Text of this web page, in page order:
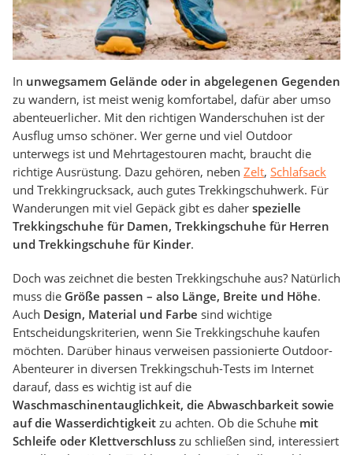
In unwegsamem Gelände oder in abgelegenen Gegenden
zu wandern, ist meist wenig komfortabel, dafür aber umso
abenteuerlicher. Mit den richtigen Wanderschuhen ist der
Ausflug umso schöner. Wer gerne und viel Outdoor
unterwegs ist und Mehrtagestouren macht, braucht die
richtige Ausrüstung. Dazu gehören, neben Zelt, Schlafsack
und Trekkingrucksack, auch gutes Trekkingschuhwerk. Für
Wanderungen mit viel Gepäck gibt es daher spezielle
Trekkingschuhe für Damen, Trekkingschuhe für Herren
und Trekkingschuhe für Kinder.
Doch was zeichnet die besten Trekkingschuhe aus? Natürlich
muss die Größe passen – also Länge, Breite und Höhe.
Auch Design, Material und Farbe sind wichtige
Entscheidungskriterien, wenn Sie Trekkingschuhe kaufen
möchten. Darüber hinaus verweisen passionierte Outdoor-
Abenteurer in diversen Trekkingschuh-Tests im Internet
darauf, dass es wichtig ist auf die
Waschmaschinentauglichkeit, die Abwaschbarkeit sowie
auf die Wasserdichtigkeit zu achten. Ob die Schuhe mit
Schleife oder Klettverschluss zu schließen sind, interessiert